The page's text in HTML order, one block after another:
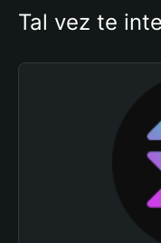
Tal vez te